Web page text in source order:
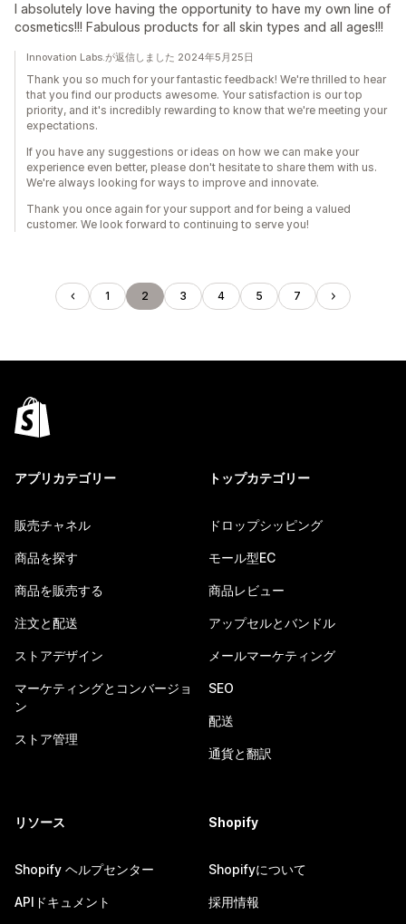
I absolutely love having the opportunity to have my own line of
cosmetics!!! Fabulous products for all skin types and all ages!!!
Innovation Labs.が返信しました 2024年5月25日
Thank you so much for your fantastic feedback! We're thrilled to hear
that you find our products awesome. Your satisfaction is our top
priority, and it's incredibly rewarding to know that we're meeting your
expectations.
If you have any suggestions or ideas on how we can make your
experience even better, please don't hesitate to share them with us.
We're always looking for ways to improve and innovate.
Thank you once again for your support and for being a valued
customer. We look forward to continuing to serve you!
1 2 3 4 5 7
アプリカテゴリー
販売チャネル
商品を探す
商品を販売する
注文と配送
ストアデザイン
マーケティングとコンバージョ
ン
ストア管理
トップカテゴリー
ドロップシッピング
モール型EC
商品レビュー
アップセルとバンドル
メールマーケティング
SEO
配送
通貨と翻訳
リソース
Shopify ヘルプセンター
APIドキュメント
Shopify
Shopifyについて
採用情報